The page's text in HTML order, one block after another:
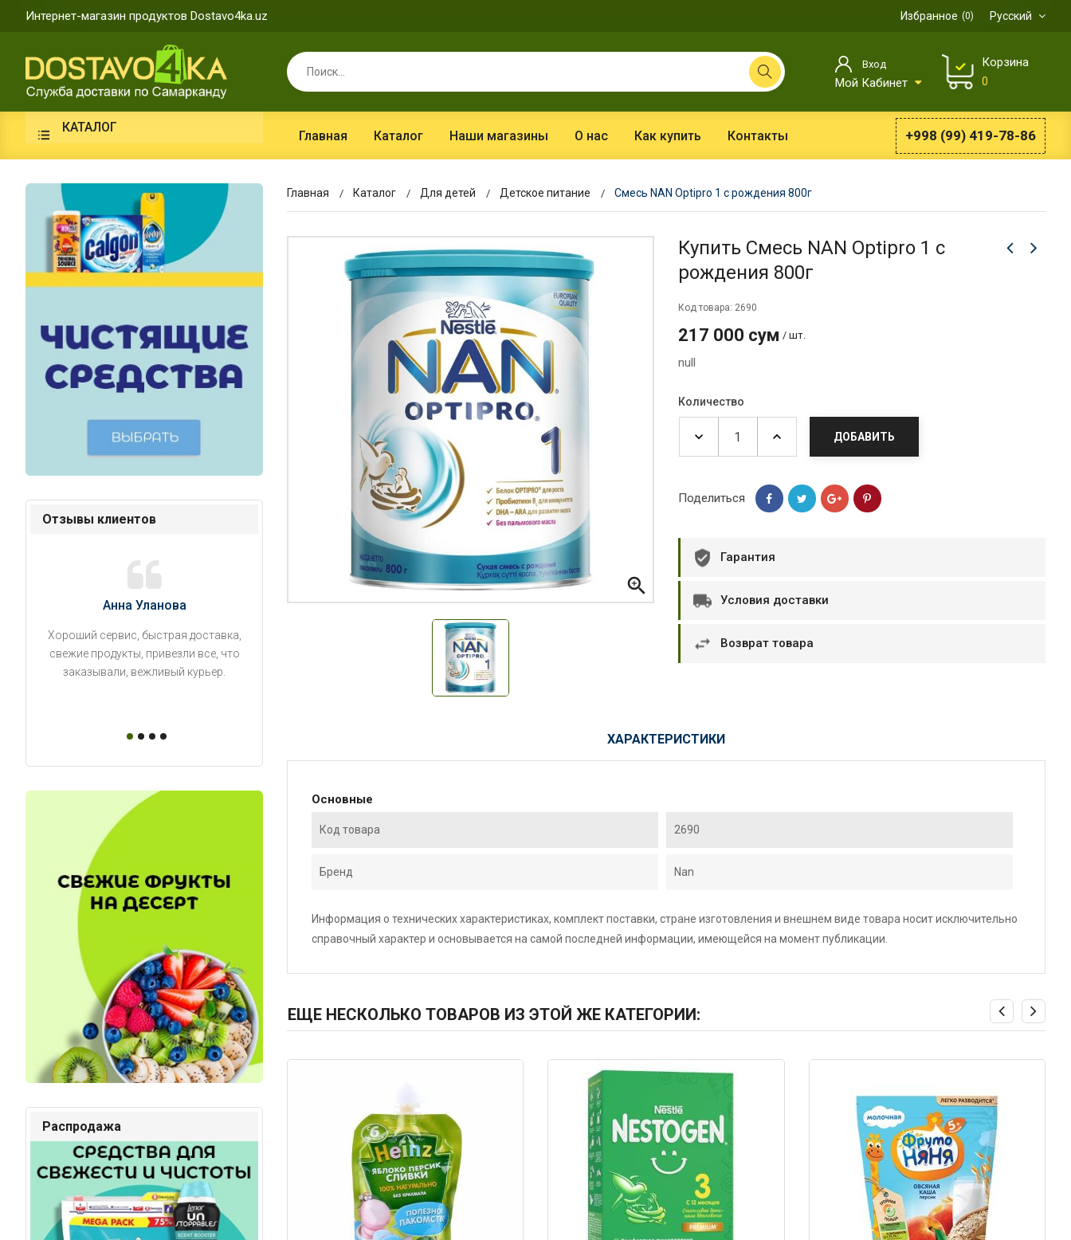
Интернет-магазин продуктов Dostavo4ka.uz Русский
Избранное 0
Вход
Мой Кабинет
Корзина
0
КАТАЛОГ
Главная Каталог Наши магазины О нас Как купить Контакты +998 (99) 419-78-86
Отзывы клиентов
Анна Уланова
Хороший сервис, быстрая доставка,
свежие продукты, привезли все, что
заказывали, вежливый курьер.
Александр П. Ольга Кузяева
Лежу в больнице, сделала заказ, все
привезли раньше назначенного
времени. Курьер Анвар, спасибо ему!
Тимур B.Д.
Оформляют заказ и доставляют
Распродажа
Главная Каталог Для детей Детское питание Смесь NAN Optipro 1 с рождения 800г

Купить Смесь NAN Optipro 1 с
рождения 800г
Код товара: 2690
217 000 сум / шт.
null
Количество
ДОБАВИТЬ
Поделиться
Гарантия
Условия доставки
Возврат товара
ХАРАКТЕРИСТИКИ
Основные
Код товара 2690
Бренд Nan
Информация о технических характеристиках, комплект поставки, стране изготовления и внешнем виде товара носит исключительно
справочный характер и основывается на самой последней информации, имеющейся на момент публикации.
ЕЩЕ НЕСКОЛЬКО ТОВАРОВ ИЗ ЭТОЙ ЖЕ КАТЕГОРИИ:
Код: 6135 Код: 4588